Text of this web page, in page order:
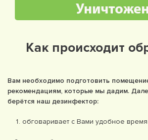
Как происходит
Вам необходимо подготовить
рекомендациям, которые мы дадим.
берётся наш дезинфектор:
обговаривает с Вами удобное